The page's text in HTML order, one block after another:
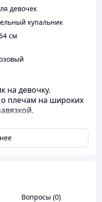
девочек
купальник
см
на девочку.
плечам на широких
66
Вопросы (0)